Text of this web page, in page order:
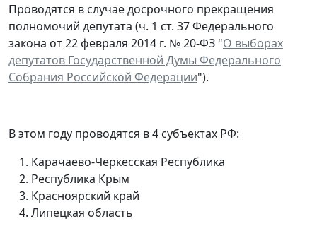
Проводятся в случае досрочного прекращения
полномочий депутата (ч. 1 ст. 37 Федерального
закона от 22 февраля 2014 г. № 20-ФЗ "О выборах
депутатов Государственной Думы Федерального
Собрания Российской Федерации").
В этом году проводятся в 4 субъектах РФ:
Карачаево-Черкесская Республика
Республика Крым
Красноярский край
Липецкая область